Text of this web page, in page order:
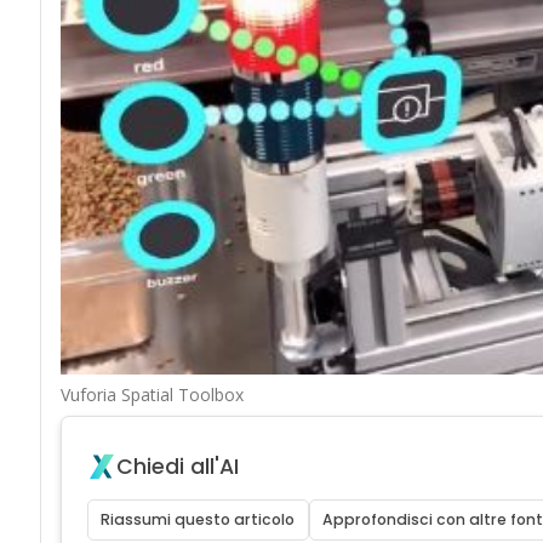
Vuforia Spatial Toolbox
Chiedi all'AI
Riassumi questo articolo Approfondisci con altre